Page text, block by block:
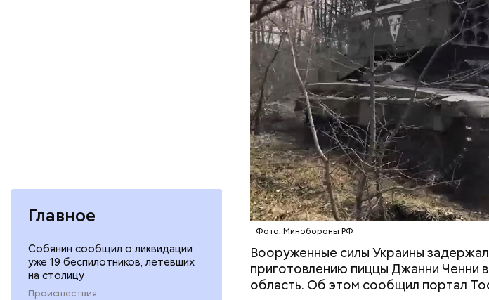
Главное
Собянин сообщил о ликвидации
уже 19 беспилотников, летевших
на столицу
Происшествия
Фото: Минобороны РФ
Вооруженные силы Украины
приготовлению пиццы Джанни Ченни
область. Об этом сообщил портал
— Выходите в плавание на надежных
средствах. Никогда не
остатки продуктов за борт, чтобы
купайтесь в ночное время суток,
активной охоты. Например, ночь —
гигантской акулы-молот, — пояснил
На какие «кошачьи» типажи
можно поделить людей